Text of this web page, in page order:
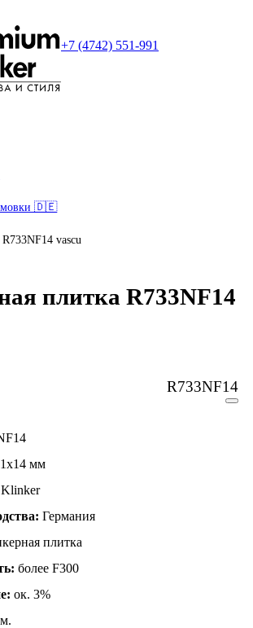
+7 (4742) 551-991
🇩🇪
vascu
плитка R733NF14
R733NF14
мм
Klinker
Германия
плитка
более F300
ок. 3%